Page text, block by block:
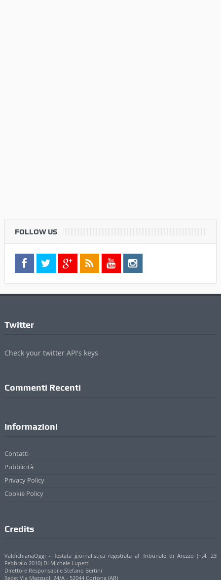
FOLLOW US
Twitter
Check your twitter API's keys
Commenti Recenti
Informazioni
Contatti
Pubblicità
Privacy Policy
Cookie Policy
Credits
ValdichianaOggi - Testata giornalistica registrata al Tribunale di Arezzo (n.4, 23
Febbraio 2010) Di Michele Lupetti
Direttore Responsabile Stefano Bertini
Sede: Via Mazzuoli 24/A - 52044 Cortona (AR)